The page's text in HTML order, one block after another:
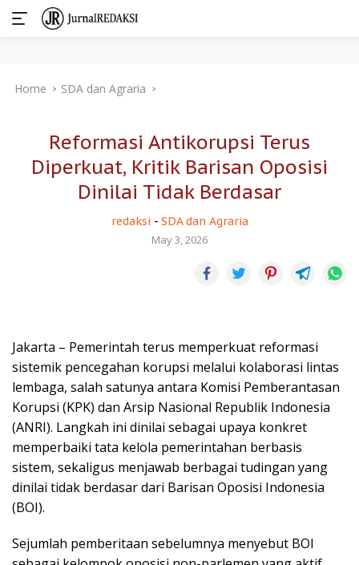
Home SDA dan Agraria
Reformasi Antikorupsi Terus
Diperkuat, Kritik Barisan Oposisi
Dinilai Tidak Berdasar
redaksi - SDA dan Agraria
May 3, 2026
Jakarta – Pemerintah terus memperkuat reformasi
sistemik pencegahan korupsi melalui kolaborasi lintas
lembaga, salah satunya antara Komisi Pemberantasan
Korupsi (KPK) dan Arsip Nasional Republik Indonesia
(ANRI). Langkah ini dinilai sebagai upaya konkret
memperbaiki tata kelola pemerintahan berbasis
sistem, sekaligus menjawab berbagai tudingan yang
dinilai tidak berdasar dari Barisan Oposisi Indonesia
(BOI).
Sejumlah pemberitaan sebelumnya menyebut BOI